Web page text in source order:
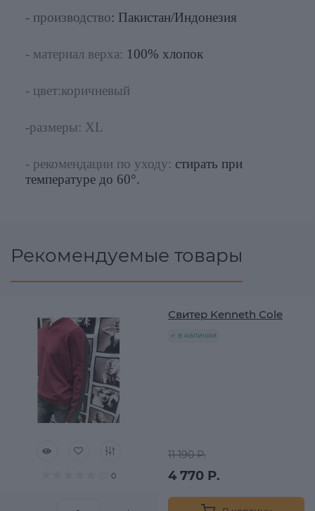
- производство: Пакистан/Индонезия
- материал верха: 100% хлопок
- цвет:коричневый
-размеры: XL
- рекомендации по уходу: стирать при
температуре до 60°.
Рекомендуемые товары
0
Свитер Kenneth Cole
в наличии
11 190 Р.
4 770 Р.